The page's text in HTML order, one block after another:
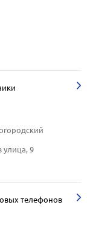
улица, 9
телефонов